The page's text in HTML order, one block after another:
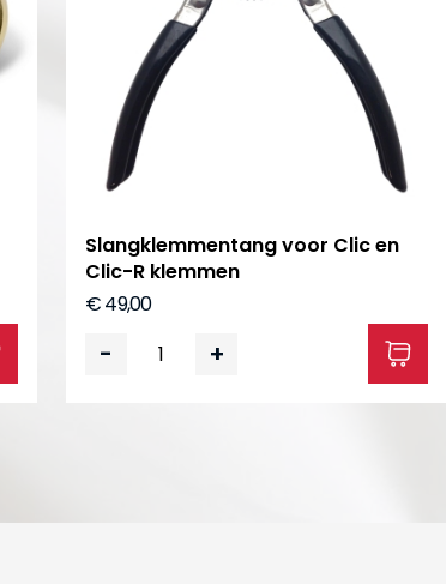
Slangklemmentang voor Clic en
Clic-R klemmen
€ 49,00
- +